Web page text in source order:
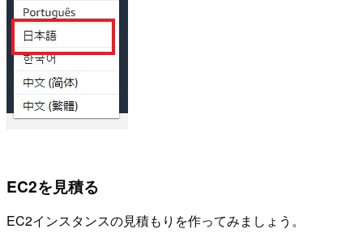
EC2を見積る
EC2インスタンスの見積もりを作ってみましょう。